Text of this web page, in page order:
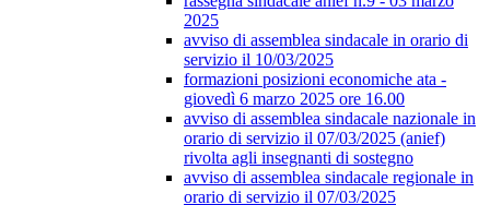
2025
avviso di assemblea sindacale in orario di
servizio il 10/03/2025
formazioni posizioni economiche ata -
giovedì 6 marzo 2025 ore 16.00
avviso di assemblea sindacale nazionale in
orario di servizio il 07/03/2025 (anief)
rivolta agli insegnanti di sostegno
avviso di assemblea sindacale regionale in
orario di servizio il 07/03/2025